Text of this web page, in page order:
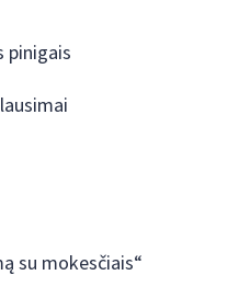
pinigais
su mokesčiais“